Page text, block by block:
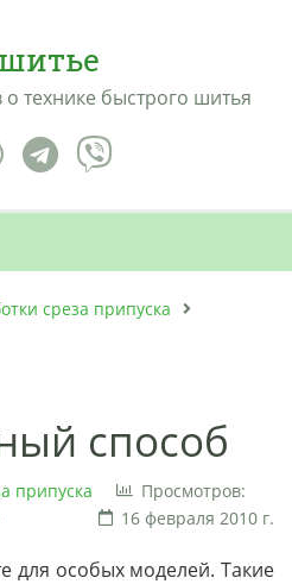
о технике быстрого шитья
среза припуска
способ
припуска
Просмотров:
16 февраля 2010 г.
для особых моделей. Такие